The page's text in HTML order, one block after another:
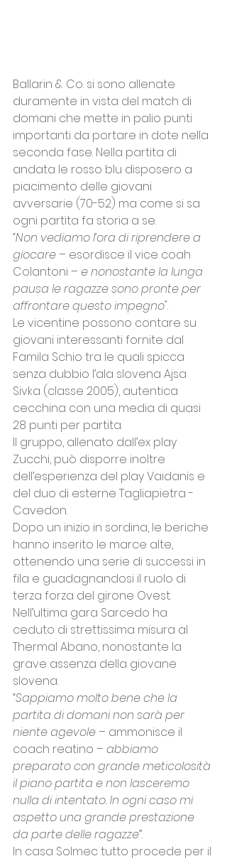
Ballarin & Co. si sono allenate
duramente in vista del match di
domani che mette in palio punti
importanti da portare in dote nella
seconda fase. Nella partita di
andata le rosso blu disposero a
piacimento delle giovani
avversarie (70-52) ma come si sa
ogni partita fa storia a se.
“Non vediamo l’ora di riprendere a
giocare – esordisce il vice coah
Colantoni – e nonostante la lunga
pausa le ragazze sono pronte per
affrontare questo impegno".
Le vicentine possono contare su
giovani interessanti fornite dal
Famila Schio tra le quali spicca
senza dubbio l’ala slovena Ajsa
Sivka (classe 2005), autentica
cecchina con una media di quasi
28 punti per partita.
Il gruppo, allenato dall’ex play
Zucchi, può disporre inoltre
dell’esperienza del play Vaidanis e
del duo di esterne Tagliapietra -
Cavedon.
Dopo un inizio in sordina, le beriche
hanno inserito le marce alte,
ottenendo una serie di successi in
fila e guadagnandosi il ruolo di
terza forza del girone Ovest.
Nell’ultima gara Sarcedo ha
ceduto di strettissima misura al
Thermal Abano, nonostante la
grave assenza della giovane
slovena.
“Sappiamo molto bene che la
partita di domani non sarà per
niente agevole – ammonisce il
coach reatino – abbiamo
preparato con grande meticolosità
il piano partita e non lasceremo
nulla di intentato. In ogni caso mi
aspetto una grande prestazione
da parte delle ragazze”.
In casa Solmec tutto procede per il